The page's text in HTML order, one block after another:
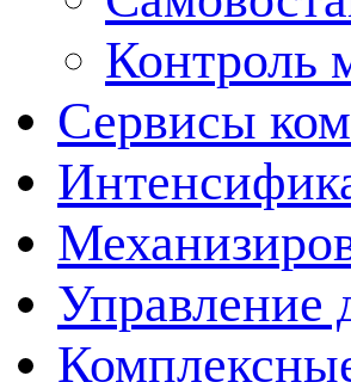
Контроль
Сервисы
Управление